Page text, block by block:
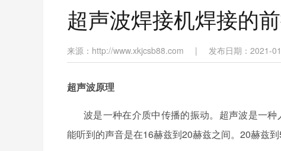
超声波焊接机焊接的
来源：http://www.xkjcsb88.com | 发布日期：2021-
超声波原理
波是一种在介质中传播的振动。超声波是一
能听到的声音是在16赫兹到20赫兹之间。20赫兹